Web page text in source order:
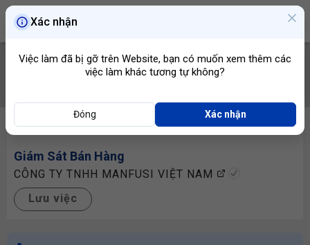
TÌM VIỆC
Giám Sát Bán Hàng
CÔNG TY TNHH MANFUSI VIỆT NAM
Lưu việc
Xác nhận
Việc làm đã bị gỡ trên Website, bạn có muốn xem thêm các
việc làm khác tương tự không?
Đóng Xác nhận